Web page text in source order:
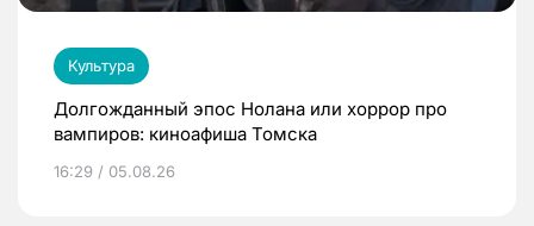
Культура
Долгожданный эпос Нолана или хоррор про
вампиров: киноафиша Томска
16:29 / 05.08.26